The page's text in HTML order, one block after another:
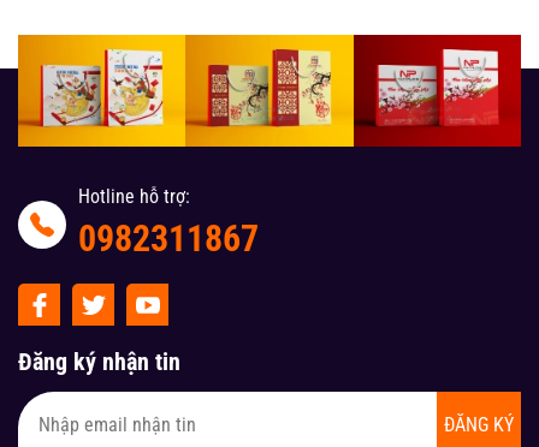
Hotline hỗ trợ:
0982311867
Đăng ký nhận tin
ĐĂNG KÝ